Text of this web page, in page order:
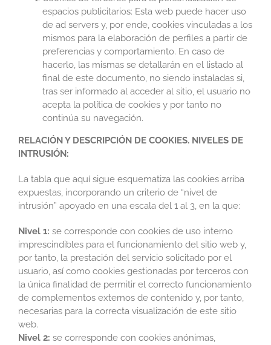
espacios publicitarios: Esta web puede hacer uso
de ad servers y, por ende, cookies vinculadas a los
mismos para la elaboración de perfiles a partir de
preferencias y comportamiento. En caso de
hacerlo, las mismas se detallarán en el listado al
final de este documento, no siendo instaladas si,
tras ser informado al acceder al sitio, el usuario no
acepta la política de cookies y por tanto no
continúa su navegación.
RELACIÓN Y DESCRIPCIÓN DE COOKIES. NIVELES DE
INTRUSIÓN:
La tabla que aquí sigue esquematiza las cookies arriba
expuestas, incorporando un criterio de “nivel de
intrusión” apoyado en una escala del 1 al 3, en la que:
Nivel 1: se corresponde con cookies de uso interno
imprescindibles para el funcionamiento del sitio web y,
por tanto, la prestación del servicio solicitado por el
usuario, así como cookies gestionadas por terceros con
la única finalidad de permitir el correcto funcionamiento
de complementos externos de contenido y, por tanto,
necesarias para la correcta visualización de este sitio
web.
Nivel 2: se corresponde con cookies anónimas,